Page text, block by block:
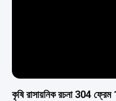
কৃষি রাসায়নিক রচনা 304